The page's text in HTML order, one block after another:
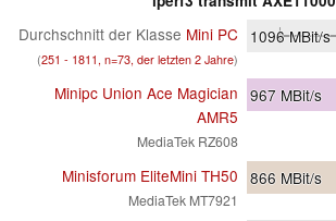
Durchschnitt der Klasse Mini PC
(251 - 1811, n=73, der letzten 2 Jahre)
1096MBit/s
Minipc Union Ace Magician
AMR5
MediaTek RZ608
967 MBit/s
Minisforum EliteMini TH50
MediaTek MT7921
866 MBit/s